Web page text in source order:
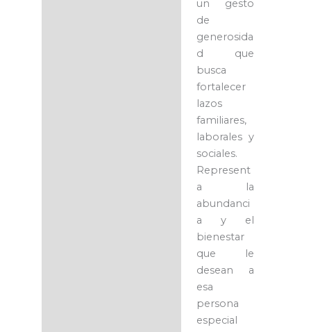
un gesto
de
generosida
d que
busca
fortalecer
lazos
familiares,
laborales y
sociales.
Represent
a la
abundanci
a y el
bienestar
que le
desean a
esa
persona
especial